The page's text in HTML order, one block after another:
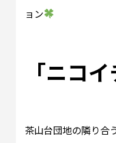
ョン
「ニコイ
茶山台団地の隣り合